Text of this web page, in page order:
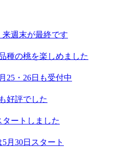
週末が最終です
種の桃を楽しめました
25・26日も受付中
好評でした
タートしました
月30日スタート